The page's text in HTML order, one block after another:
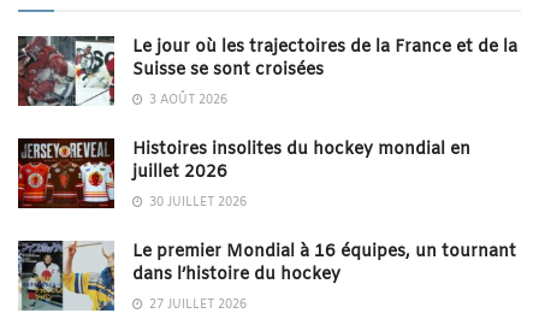
Le jour où les trajectoires de la France et de la
Suisse se sont croisées
3 AOÛT 2026
Histoires insolites du hockey mondial en
juillet 2026
30 JUILLET 2026
Le premier Mondial à 16 équipes, un tournant
dans l’histoire du hockey
27 JUILLET 2026